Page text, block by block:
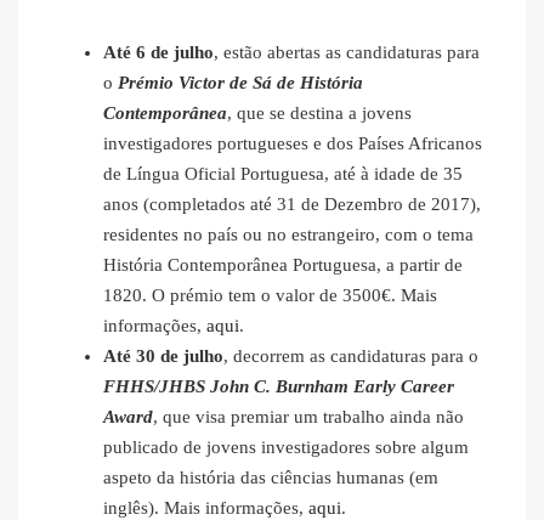
Até 6 de julho, estão abertas as candidaturas para
o Prémio Victor de Sá de História
Contemporânea, que se destina a jovens
investigadores portugueses e dos Países Africanos
de Língua Oficial Portuguesa, até à idade de 35
anos (completados até 31 de Dezembro de 2017),
residentes no país ou no estrangeiro, com o tema
História Contemporânea Portuguesa, a partir de
1820. O prémio tem o valor de 3500€. Mais
informações, aqui.
Até 30 de julho, decorrem as candidaturas para o
FHHS/JHBS John C. Burnham Early Career
Award, que visa premiar um trabalho ainda não
publicado de jovens investigadores sobre algum
aspeto da história das ciências humanas (em
inglês). Mais informações, aqui.